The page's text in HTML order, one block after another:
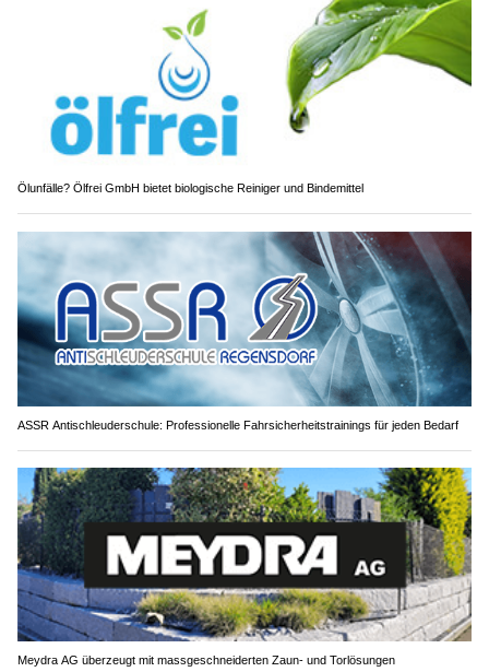
Ölunfälle? Ölfrei GmbH bietet biologische Reiniger und Bindemittel
ASSR Antischleuderschule: Professionelle Fahrsicherheitstrainings für jeden Bedarf
Meydra AG überzeugt mit massgeschneiderten Zaun- und Torlösungen